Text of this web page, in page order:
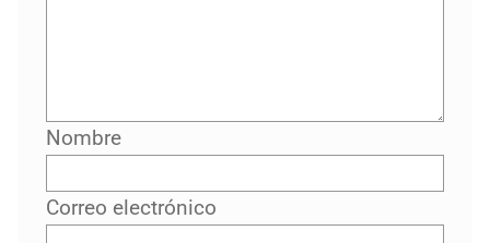
Nombre
Correo electrónico